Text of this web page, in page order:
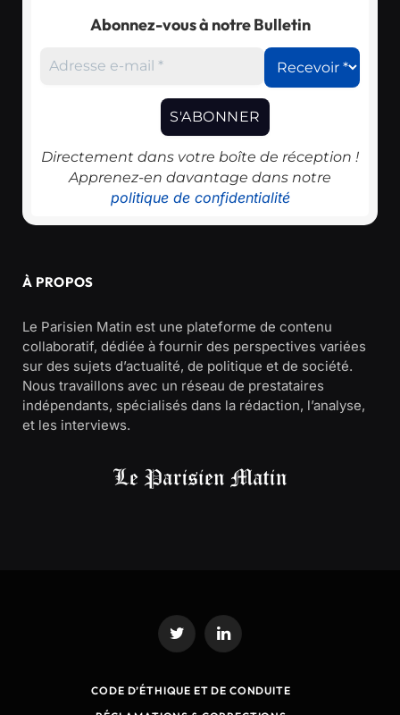
Abonnez-vous à notre Bulletin
Directement dans votre boîte de réception !
Apprenez-en davantage dans notre
politique de confidentialité
À PROPOS
Le Parisien Matin est une plateforme de contenu
collaboratif, dédiée à fournir des perspectives variées
sur des sujets d’actualité, de politique et de société.
Nous travaillons avec un réseau de prestataires
indépendants, spécialisés dans la rédaction, l’analyse,
et les interviews.
Twitter LinkedIn
CODE D’ÉTHIQUE ET DE CONDUITE